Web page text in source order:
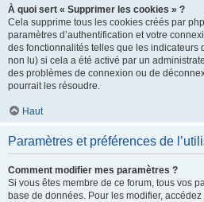
À quoi sert « Supprimer les cookies » ?
Cela supprime tous les cookies créés par
paramètres d’authentification et votre
des fonctionnalités telles que les indicateurs
non lu) si cela a été activé par un
des problèmes de connexion ou de
pourrait les résoudre.
Haut
Paramètres et préférences de
Comment modifier mes paramètres ?
Si vous êtes membre de ce forum, tous vos
base de données. Pour les modifier, accédez